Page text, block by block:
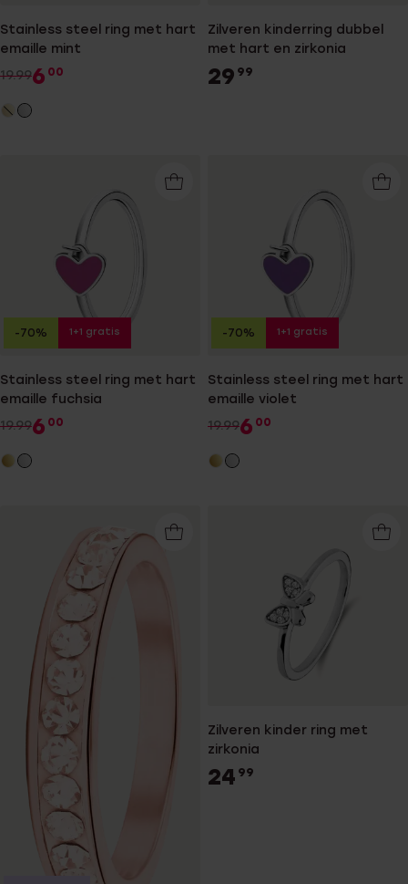
Stainless steel ring met hart
emaille mint
19.996 00
Zilveren kinderring dubbel
met hart en zirkonia
29 99
Stainless steel ring met hart
emaille fuchsia
19.996 00
-70% 1+1 gratis
Stainless steel ring met hart
emaille violet
19.996 00
-70% 1+1 gratis
Zilveren kinder ring met
zirkonia
24 99